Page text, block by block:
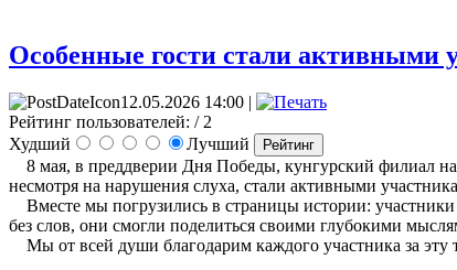
Особенные гости стали активными
12.05.2026 14:00 |
Рейтинг пользователей: / 2
Худший
Лучший
8 мая, в преддверии Дня Победы, кунгурский филиал
несмотря на нарушения слуха, стали активными
Вместе мы погрузились в страницы истории: участники
без слов, они смогли поделиться своими глубокими
Мы от всей души благодарим каждого участника за эту